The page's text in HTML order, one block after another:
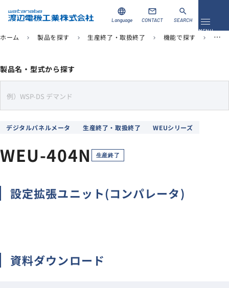
メニュ
MENU
製品を探す
当社について
ナレッジブログ
language
Language
mail
CONTACT
search
SEARCH
ホーム chevron_right 製品を探す chevron_right 生産終了・取扱終了 chevron_right 機能で探す chevron_right デジ
製品名・型式から探す
e
デジタルパネルメータ 生産終了・取扱終了 WEUシリーズ
WEU-404N 生産終了
設定拡張ユニット(コンパレータ)
資料ダウンロード